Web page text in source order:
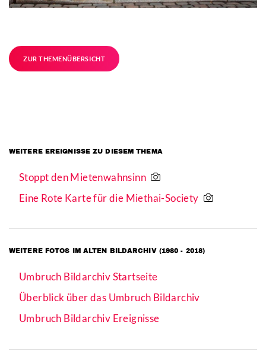
ZUR THEMENÜBERSICHT
WEITERE EREIGNISSE ZU DIESEM THEMA
Stoppt den Mietenwahnsinn
Eine Rote Karte für die Miethai-Society
WEITERE FOTOS IM ALTEN BILDARCHIV (1980 - 2018)
Umbruch Bildarchiv Startseite
Überblick über das Umbruch Bildarchiv
Umbruch Bildarchiv Ereignisse